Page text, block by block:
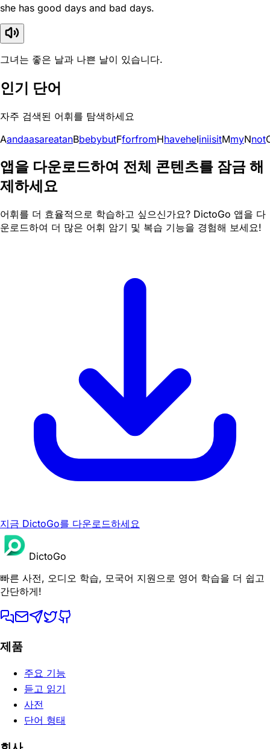
she has good days and bad days.
그녀는 좋은 날과 나쁜 날이 있습니다.
인기 단어
자주 검색된 어휘를 탐색하세요
AandaasareatanBbebybutFforfromHhaveheIiniisitMmyNnot
앱을 다운로드하여 전체 콘텐츠를 잠금 해
제하세요
어휘를 더 효율적으로 학습하고 싶으신가요? DictoGo 앱을 다
운로드하여 더 많은 어휘 암기 및 복습 기능을 경험해 보세요!
지금 DictoGo를 다운로드하세요
DictoGo
빠른 사전, 오디오 학습, 모국어 지원으로 영어 학습을 더 쉽고
간단하게!
제품
주요 기능
듣고 읽기
사전
단어 형태